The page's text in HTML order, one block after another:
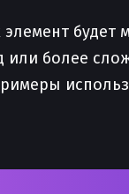
будет
более